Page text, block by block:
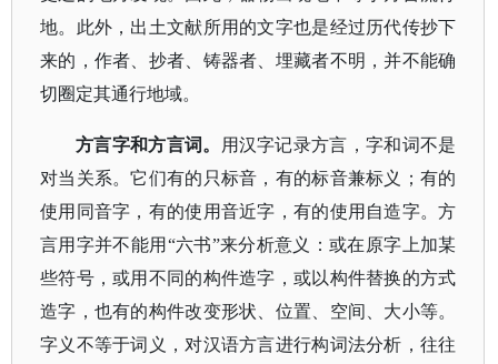
地。此外，出土文献所用的文字也是经过历代传抄下
来的，作者、抄者、铸器者、埋藏者不明，并不能确
切圈定其通行地域。
方言字和方言词。
用汉字记录方言，字和词不是
对当关系。它们有的只标音，有的标音兼标义；有的
使用同音字，有的使用音近字，有的使用自造字。方
言用字并不能用 “六书”来分析意义：或在原字上加某
些符号，或用不同的构件造字，或以构件替换的方式
造字，也有的构件改变形状、位置、空间、大小等。
字义不等于词义，对汉语方言进行构词法分析，往往